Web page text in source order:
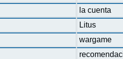
la cuenta
Litus
wargame